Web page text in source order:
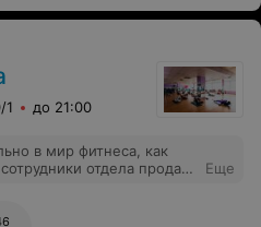
И хотелось бы
1 до 21:00
в мир фитнеса, как
отдела продаж.
а потом сказали не
7 руб. Очень старый
Еще